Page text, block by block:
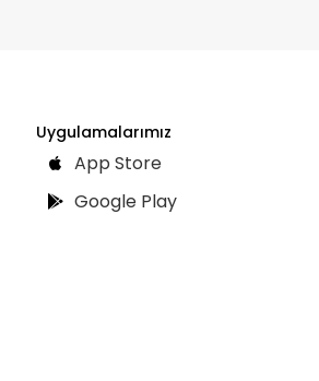
Uygulamalarımız
App Store
Google Play